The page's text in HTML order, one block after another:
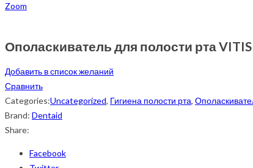
Zoom
Ополаскиватель для полости рта
Добавить в список желаний
Сравнить
Categories:Uncategorized, Гигиена полости рта,
Brand: Dentaid
Share:
Facebook